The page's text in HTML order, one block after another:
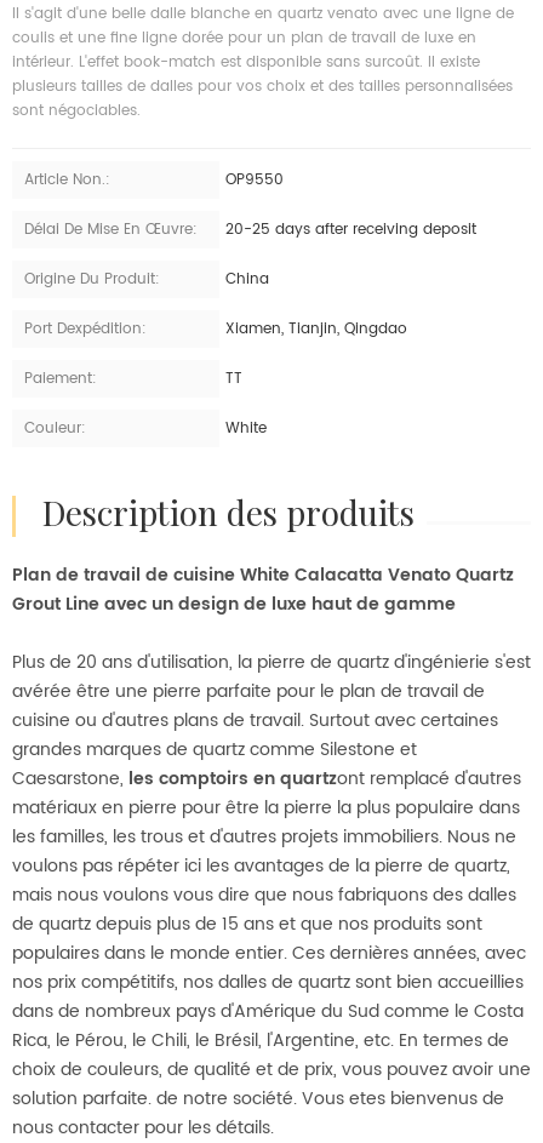
Il s'agit d'une belle dalle blanche en quartz venato avec une ligne de
coulis et une fine ligne dorée pour un plan de travail de luxe en
intérieur. L'effet book-match est disponible sans surcoût. Il existe
plusieurs tailles de dalles pour vos choix et des tailles personnalisées
sont négociables.
Article Non.: OP9550
Délai De Mise En Œuvre: 20-25 days after receiving deposit
Origine Du Produit: China
Port Dexpédition: Xiamen, Tianjin, Qingdao
Paiement: TT
Couleur: White
description des produits
Plan de travail de cuisine White Calacatta Venato Quartz
Grout Line avec un design de luxe haut de gamme
Plus de 20 ans d'utilisation, la pierre de quartz d'ingénierie s'est
avérée être une pierre parfaite pour le plan de travail de
cuisine ou d'autres plans de travail. Surtout avec certaines
grandes marques de quartz comme Silestone et
Caesarstone, les comptoirs en quartzont remplacé d'autres
matériaux en pierre pour être la pierre la plus populaire dans
les familles, les trous et d'autres projets immobiliers. Nous ne
voulons pas répéter ici les avantages de la pierre de quartz,
mais nous voulons vous dire que nous fabriquons des dalles
de quartz depuis plus de 15 ans et que nos produits sont
populaires dans le monde entier. Ces dernières années, avec
nos prix compétitifs, nos dalles de quartz sont bien accueillies
dans de nombreux pays d'Amérique du Sud comme le Costa
Rica, le Pérou, le Chili, le Brésil, l'Argentine, etc. En termes de
choix de couleurs, de qualité et de prix, vous pouvez avoir une
solution parfaite. de notre société. Vous etes bienvenus de
nous contacter pour les détails.